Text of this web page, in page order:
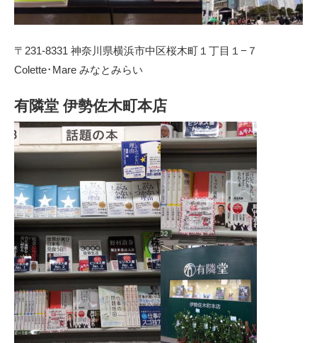
〒231-8331 神奈川県横浜市中区桜木町１丁目１−７
Colette･Mare みなとみらい
有隣堂 伊勢佐木町本店